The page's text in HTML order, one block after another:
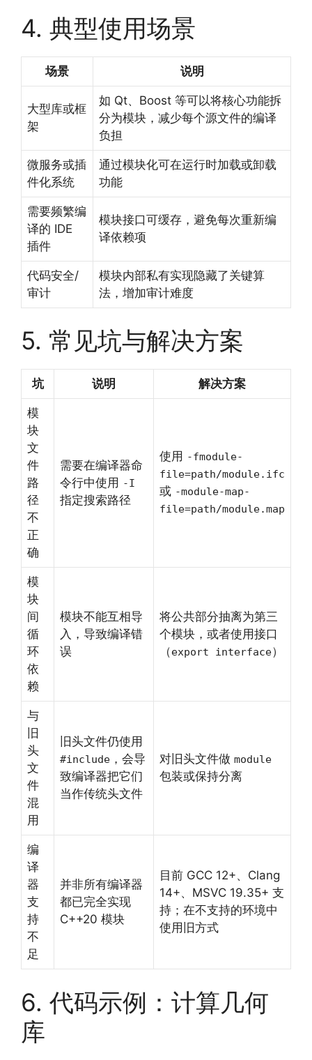
4. 典型使用场景
场景 说明
大型库或框
架
如 Qt、Boost 等可以将核心功能拆
分为模块，减少每个源文件的编译
负担
微服务或插
件化系统
通过模块化可在运行时加载或卸载
功能
需要频繁编
译的 IDE
插件
模块接口可缓存，避免每次重新编
译依赖项
代码安全/
审计
模块内部私有实现隐藏了关键算
法，增加审计难度
5. 常见坑与解决方案
坑 说明 解决方案
模
块
文
件
路
径
不
正
确
需要在编译器命
令行中使用 -I
指定搜索路径
使用 -fmodule-
file=path/module.ifc
或 -module-map-
file=path/module.map
模
块
间
循
环
依
赖
模块不能互相导
入，导致编译错
误
将公共部分抽离为第三
个模块，或者使用接口
（export interface）
与
旧
头
文
件
混
用
旧头文件仍使用
#include ，会导
致编译器把它们
当作传统头文件
对旧头文件做 module
包装或保持分离
编
译
器
支
持
不
足
并非所有编译器
都已完全实现
C++20 模块
目前 GCC 12+、Clang
14+、MSVC 19.35+ 支
持；在不支持的环境中
使用旧方式
6. 代码示例：计算几何
库